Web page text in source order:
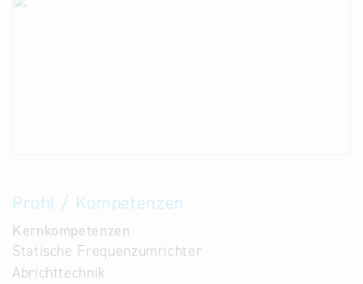
Profil / Kompetenzen
Kernkompetenzen
Statische Frequenzumrichter
Abrichttechnik